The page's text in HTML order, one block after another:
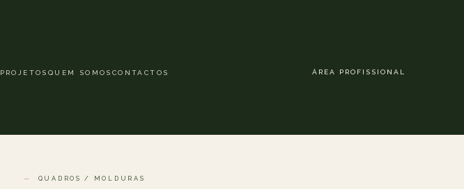
PROJETOS QUEM SOMOS CONTACTOS ÁREA PROFISSIONAL
QUADROS / MOLDURAS